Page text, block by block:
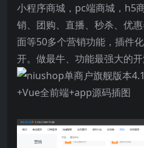
小程序商城，pc端商城，h5
销、团购、直播、秒杀、优
面等50多个营销功能，插件
开。做最牛、功能最强大的开